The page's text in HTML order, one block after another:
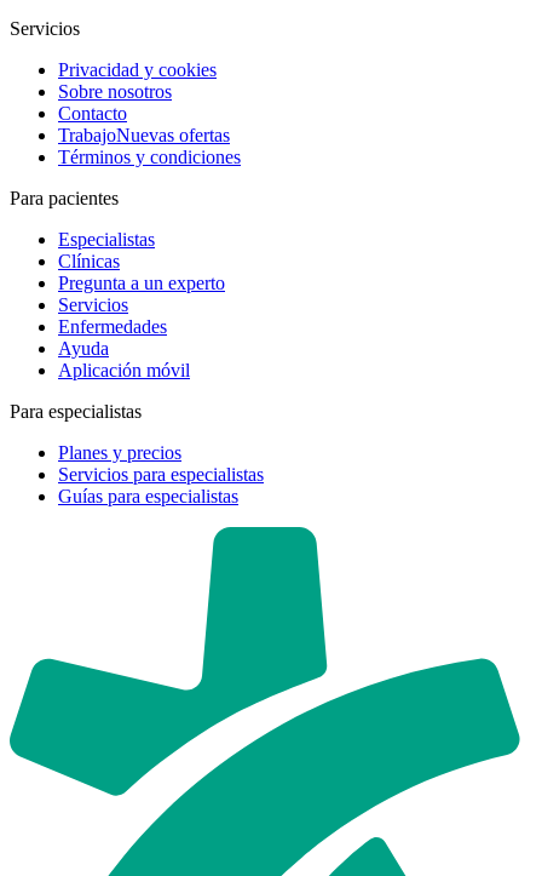
Servicios
Privacidad y cookies
Sobre nosotros
Contacto
TrabajoNuevas ofertas
Términos y condiciones
Para pacientes
Especialistas
Clínicas
Pregunta a un experto
Servicios
Enfermedades
Ayuda
Aplicación móvil
Para especialistas
Planes y precios
Servicios para especialistas
Guías para especialistas